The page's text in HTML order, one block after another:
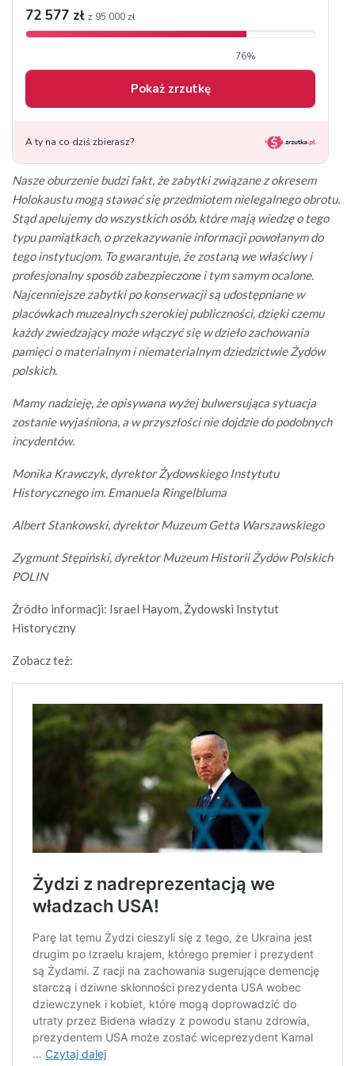
Nasze oburzenie budzi fakt, że zabytki związane z okresem
Holokaustu mogą stawać się przedmiotem nielegalnego obrotu.
Stąd apelujemy do wszystkich osób, które mają wiedzę o tego
typu pamiątkach, o przekazywanie informacji powołanym do
tego instytucjom. To gwarantuje, że zostaną we właściwy i
profesjonalny sposób zabezpieczone i tym samym ocalone.
Najcenniejsze zabytki po konserwacji są udostępniane w
placówkach muzealnych szerokiej publiczności, dzięki czemu
każdy zwiedzający może włączyć się w dzieło zachowania
pamięci o materialnym i niematerialnym dziedzictwie Żydów
polskich.
Mamy nadzieję, że opisywana wyżej bulwersująca sytuacja
zostanie wyjaśniona, a w przyszłości nie dojdzie do podobnych
incydentów.
Monika Krawczyk, dyrektor Żydowskiego Instytutu
Historycznego im. Emanuela Ringelbluma
Albert Stankowski, dyrektor Muzeum Getta Warszawskiego
Zygmunt Stępiński, dyrektor Muzeum Historii Żydów Polskich
POLIN
Źródło informacji: Israel Hayom, Żydowski Instytut
Historyczny
Zobacz też: